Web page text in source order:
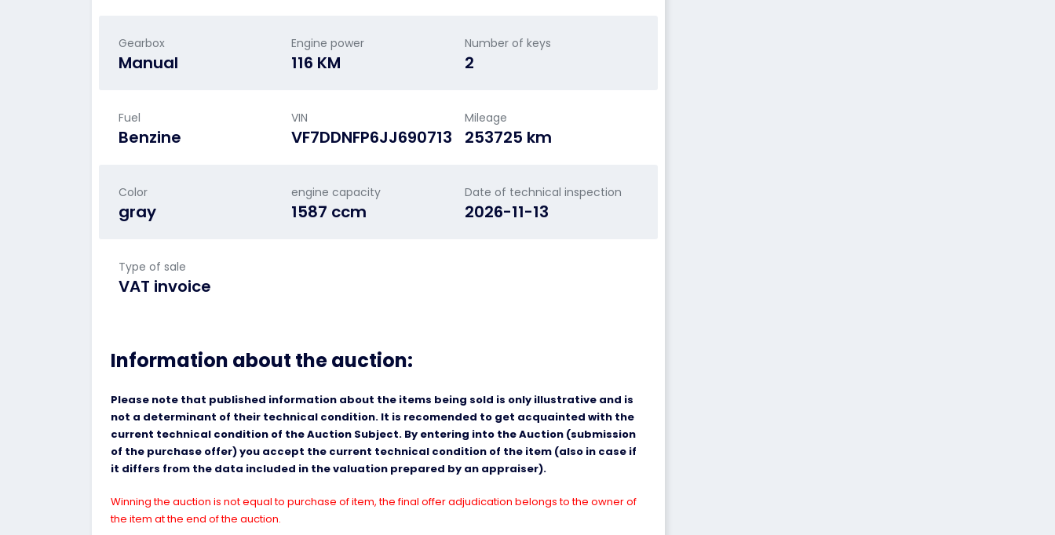
Gearbox
Manual
Engine power
116 KM
Number of keys
2
Fuel
Benzine
VIN
VF7DDNFP6JJ690713
Mileage
253725 km
Color
gray
engine capacity
1587 ccm
Date of technical inspection
2026-11-13
Type of sale
VAT invoice
Information about the auction:
Please note that published information about the items being sold is only illustrative and is
not a determinant of their technical condition. It is recomended to get acquainted with the
current technical condition of the Auction Subject. By entering into the Auction (submission
of the purchase offer) you accept the current technical condition of the item (also in case if
it differs from the data included in the valuation prepared by an appraiser).
Winning the auction is not equal to purchase of item, the final offer adjudication belongs to the owner of
the item at the end of the auction.